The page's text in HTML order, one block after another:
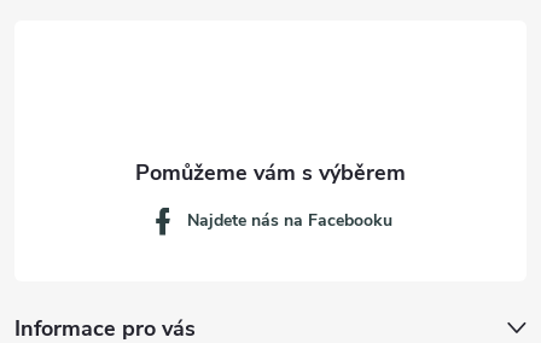
Informace pro vás
Najdete nás na Facebooku